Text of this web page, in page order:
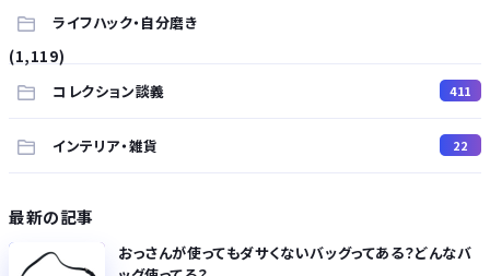
ライフハック・自分磨き
(1,119)
コレクション談義
411
インテリア・雑貨 22
最新の記事
おっさんが使ってもダサくないバッグってある？どんなバ